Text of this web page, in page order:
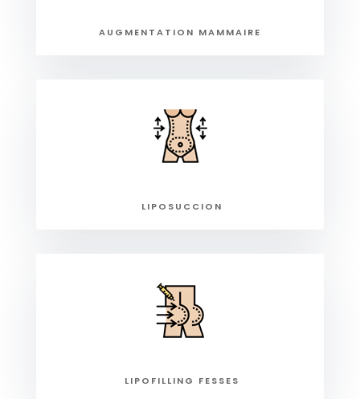
AUGMENTATION MAMMAIRE
LIPOSUCCION
LIPOFILLING FESSES